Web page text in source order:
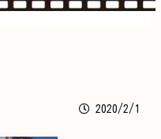
2020/2/1